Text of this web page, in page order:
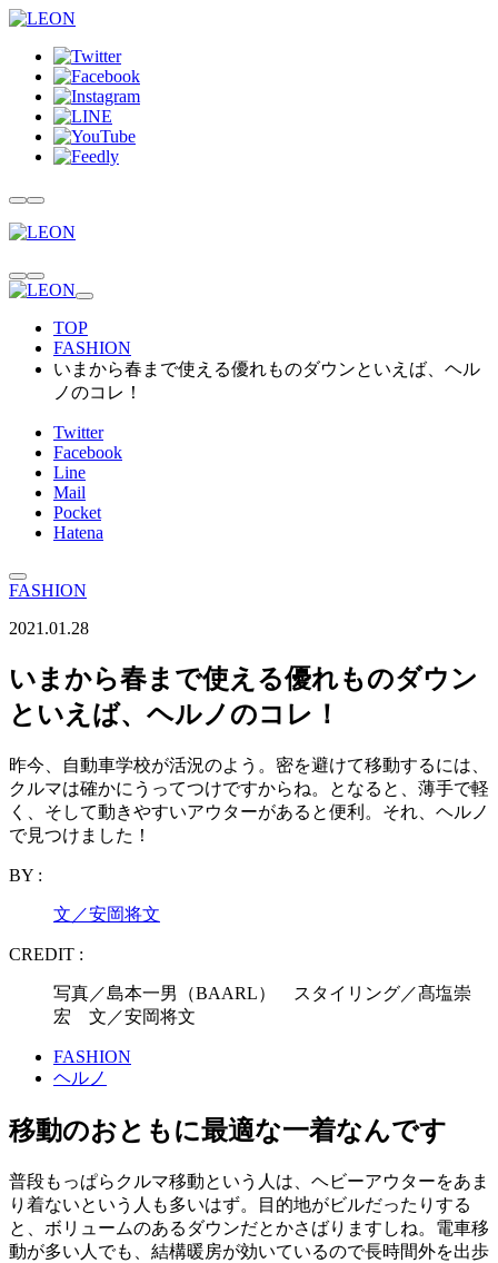
TOP
FASHION
いまから春まで使える優れものダウンといえば、ヘル
ノのコレ！
Twitter
Facebook
Line
Mail
Pocket
Hatena
FASHION
2021.01.28
いまから春まで使える優れものダウン
といえば、ヘルノのコレ！
昨今、自動車学校が活況のよう。密を避けて移動するには、
クルマは確かにうってつけですからね。となると、薄手で軽
く、そして動きやすいアウターがあると便利。それ、ヘルノ
で見つけました！
BY :
文／安岡将文
CREDIT :
写真／島本一男（BAARL） スタイリング／髙塩崇
宏 文／安岡将文
FASHION
ヘルノ
移動のおともに最適な一着なんです
普段もっぱらクルマ移動という人は、ヘビーアウターをあま
り着ないという人も多いはず。目的地がビルだったりする
と、ボリュームのあるダウンだとかさばりますしね。電車移
動が多い人でも、結構暖房が効いているので長時間外を出歩